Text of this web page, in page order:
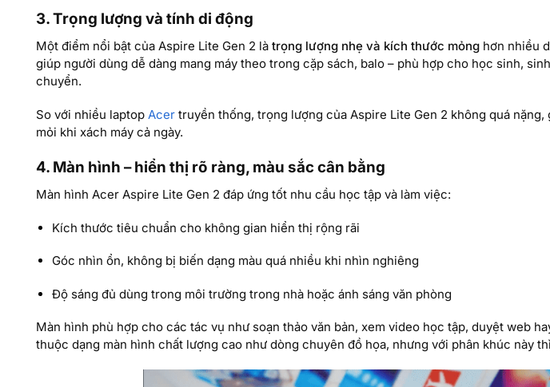
3. Trọng lượng và tính di động
Một điểm nổi bật của Aspire Lite Gen 2 là trọng lượng nhẹ và kích thước mỏng hơn nhiều
giúp người dùng dễ dàng mang máy theo trong cặp sách, balo – phù hợp cho học sinh,
chuyển.
So với nhiều laptop Acer truyền thống, trọng lượng của Aspire Lite Gen 2 không quá
mỏi khi xách máy cả ngày.
4. Màn hình – hiển thị rõ ràng, màu sắc cân bằng
Màn hình Acer Aspire Lite Gen 2 đáp ứng tốt nhu cầu học tập và làm việc:
Kích thước tiêu chuẩn cho không gian hiển thị rộng rãi
Góc nhìn ổn, không bị biến dạng màu quá nhiều khi nhìn nghiêng
Độ sáng đủ dùng trong môi trường trong nhà hoặc ánh sáng văn phòng
Màn hình phù hợp cho các tác vụ như soạn thảo văn bản, xem video học tập, duyệt web
thuộc dạng màn hình chất lượng cao như dòng chuyên đồ họa, nhưng với phân khúc này